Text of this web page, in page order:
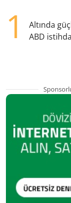
1
Altında
ABD